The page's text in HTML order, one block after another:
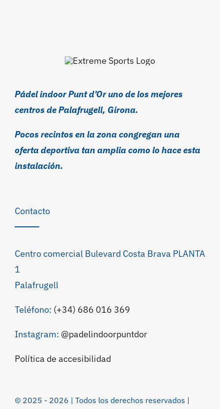
Pádel indoor Punt d’Or uno de los mejores
centros de Palafrugell, Girona.
Pocos recintos en la zona congregan una
oferta deportiva tan amplia como lo hace esta
instalación.
Contacto
Centro comercial Bulevard Costa Brava PLANTA
1
Palafrugell
Teléfono: (+34) 686 016 369
Instagram: @padelindoorpuntdor
Política de accesibilidad
© 2025 - 2026 | Todos los derechos reservados |